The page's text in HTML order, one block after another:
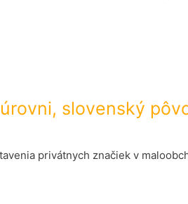
slovenský
privátnych značiek v